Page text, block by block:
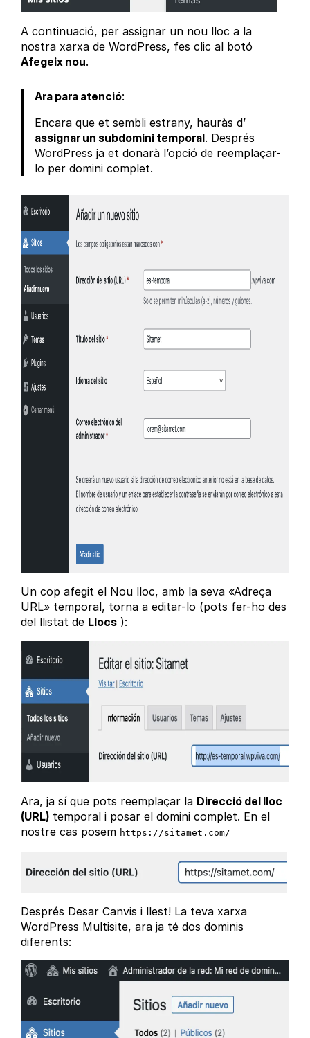
A continuació, per assignar un nou lloc a la
nostra xarxa de WordPress, fes clic al botó
Afegeix nou.
Ara para atenció:
Encara que et sembli estrany, hauràs d’
assignar un subdomini temporal. Després
WordPress ja et donarà l’opció de reemplaçar-
lo per domini complet.
Un cop afegit el Nou lloc, amb la seva «Adreça
URL» temporal, torna a editar-lo (pots fer-ho des
del llistat de Llocs ):
Ara, ja sí que pots reemplaçar la Direcció del lloc
(URL) temporal i posar el domini complet. En el
nostre cas posem https://sitamet.com/
Després Desar Canvis i llest! La teva xarxa
WordPress Multisite, ara ja té dos dominis
diferents: